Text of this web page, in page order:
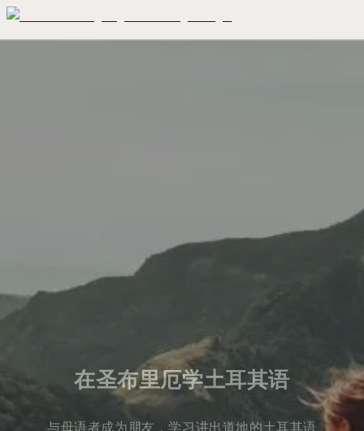
在圣布里厄学土耳其语
与母语者成为朋友，学习讲出道地的土耳其语